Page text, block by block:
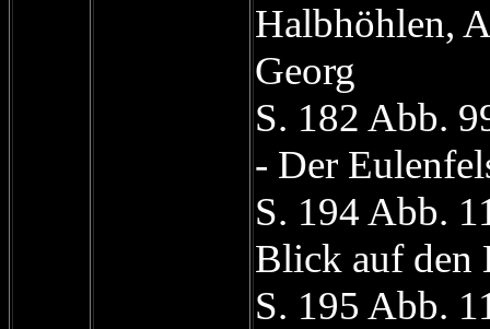
Halbhöhlen,
Georg
S. 182 Abb.
- Der
S. 194 Abb.
Blick auf den
S. 195 Abb.